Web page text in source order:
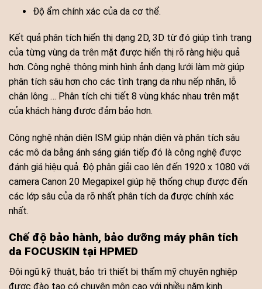
Độ ẩm chính xác của da cơ thể.
Kết quả phân tích hiển thị dạng 2D, 3D từ đó giúp tình trạng
của từng vùng da trên mặt được hiển thị rõ ràng hiệu quả
hơn. Công nghệ thông minh hình ảnh dạng lưới làm mờ giúp
phân tích sâu hơn cho các tình trạng da nhu nếp nhăn, lỗ
chân lông … Phân tích chi tiết 8 vùng khác nhau trên mặt
của khách hàng được đảm bảo hơn.
Công nghệ nhận diện ISM giúp nhận diện và phân tích sâu
các mô da bằng ánh sáng gián tiếp đó là công nghệ được
đánh giá hiệu quả. Độ phân giải cao lên đến 1920 x 1080 với
camera Canon 20 Megapixel giúp hệ thống chụp được đến
các lớp sâu của da rõ nhất phân tích da được chính xác
nhất.
Chế độ bảo hành, bảo dưỡng máy phân tích
da FOCUSKIN tại HPMED
Đội ngũ kỹ thuật, bảo trì thiết bị thẩm mỹ chuyên nghiệp
được đào tạo có chuyên môn cao với nhiều năm kinh